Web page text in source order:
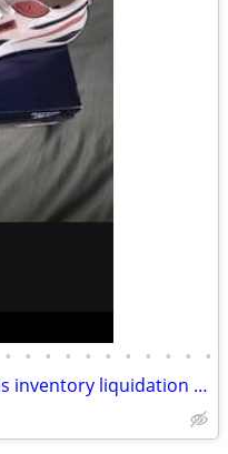
• • • • • • • • • • •
Brand New sneakers and shoes inventory liquidation sale